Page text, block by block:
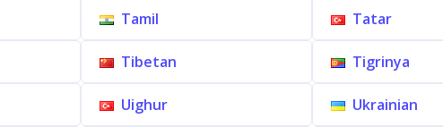
Tamil Tatar
Tibetan Tigrinya
Uighur Ukrainian